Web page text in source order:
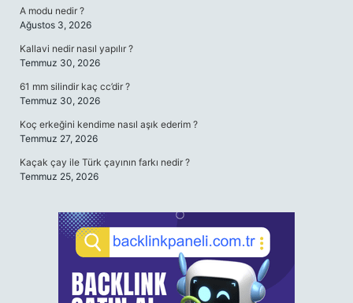
A modu nedir ?
Ağustos 3, 2026
Kallavi nedir nasıl yapılır ?
Temmuz 30, 2026
61 mm silindir kaç cc’dir ?
Temmuz 30, 2026
Koç erkeğini kendime nasıl aşık ederim ?
Temmuz 27, 2026
Kaçak çay ile Türk çayının farkı nedir ?
Temmuz 25, 2026